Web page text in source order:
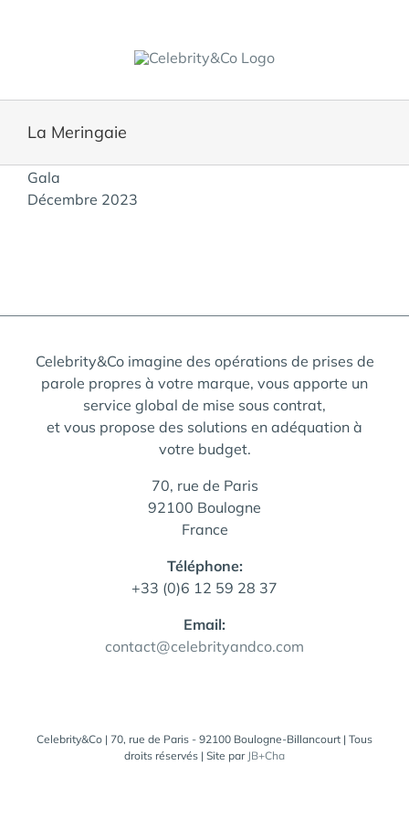
La Meringaie
View
Larger
Gala
Décembre 2023
Celebrity&Co imagine des opérations de prises de
parole propres à votre marque, vous apporte un
service global de mise sous contrat,
et vous propose des solutions en adéquation à
votre budget.
70, rue de Paris
92100 Boulogne
France
Téléphone:
+33 (0)6 12 59 28 37
Email:
contact@celebrityandco.com
Celebrity&Co | 70, rue de Paris - 92100 Boulogne-Billancourt | Tous
droits réservés | Site par JB+Cha